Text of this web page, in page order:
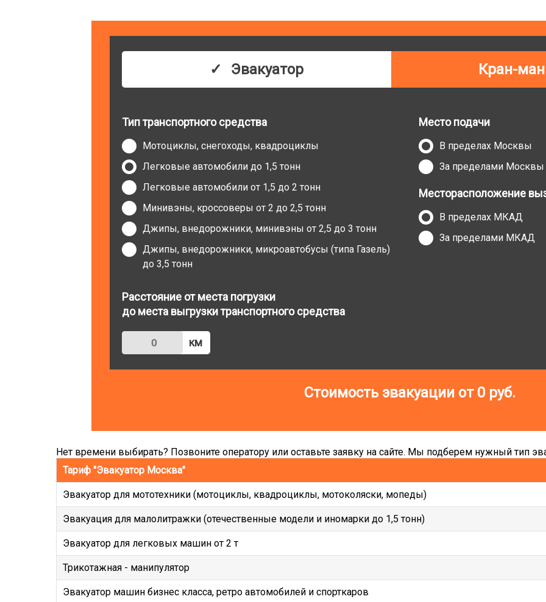
Эвакуатор Кран-
Тип транспортного средства
Мотоциклы, снегоходы, квадроциклы
Легковые автомобили до 1,5 тонн
Легковые автомобили от 1,5 до 2 тонн
Минивэны, кроссоверы от 2 до 2,5 тонн
Джипы, внедорожники, минивэны от 2,5 до 3 тонн
Джипы, внедорожники, микроавтобусы (типа Газель)
до 3,5 тонн
Место подачи
В пределах Москвы
За пределами Москвы
Месторасположение
В пределах МКАД
За пределами МКАД
Расстояние от места погрузки
до места выгрузки транспортного средства
км
Стоимость эвакуации от 0руб.
Нет времени выбирать? Позвоните оператору или оставьте заявку на сайте. Мы подберем нужный тип
Тариф "Эвакуатор Москва"
Эвакуатор для мототехники (мотоциклы, квадроциклы, мотоколяски, мопеды)
Эвакуация для малолитражки (отечественные модели и иномарки до 1,5 тонн)
Эвакуатор для легковых машин от 2 т
Трикотажная - манипулятор
Эвакуатор машин бизнес класса, ретро автомобилей и спорткаров